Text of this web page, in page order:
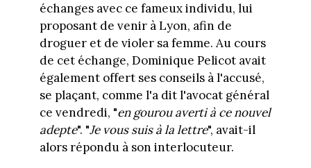
échanges avec ce fameux individu, lui
proposant de venir à Lyon, afin de
droguer et de violer sa femme. Au cours
de cet échange, Dominique Pelicot avait
également offert ses conseils à l'accusé,
se plaçant, comme l'a dit l'avocat général
ce vendredi, "en gourou averti à ce nouvel
adepte". "Je vous suis à la lettre", avait-il
alors répondu à son interlocuteur.